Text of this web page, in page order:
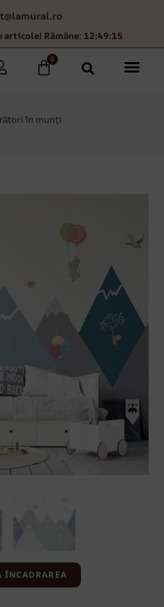
articole! Rămâne: 12:49:14
0
în munți
ÎNCADRAREA